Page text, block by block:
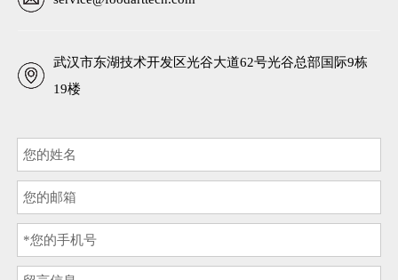
武汉市东湖技术开发区光谷大道62号光谷总部国际9栋
19楼